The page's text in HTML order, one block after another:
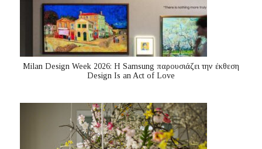
Milan Design Week 2026: Η Samsung παρουσιάζει την έκθεση
Design Is an Act of Love